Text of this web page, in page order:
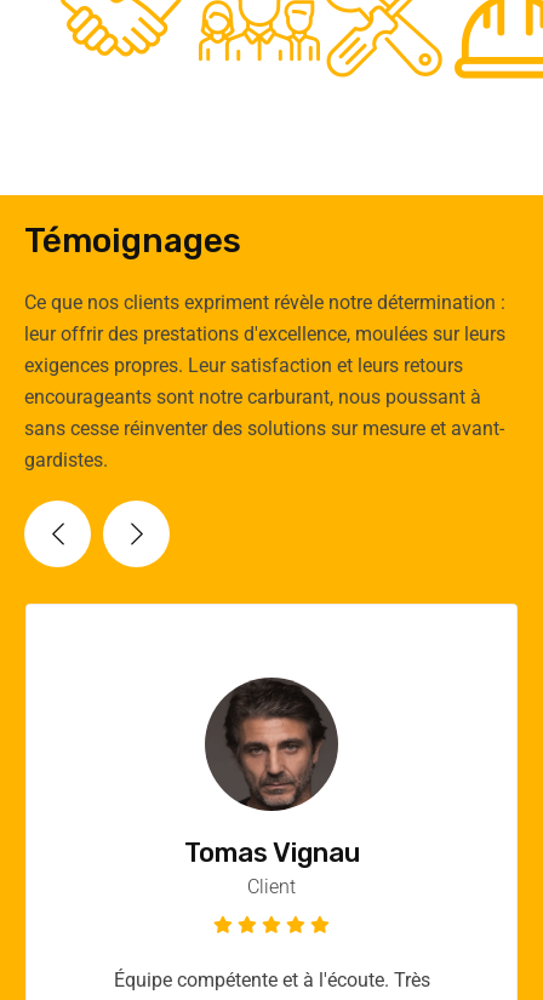
Experts
Témoignages
Ce que nos clients expriment révèle notre détermination :
leur offrir des prestations d'excellence, moulées sur leurs
exigences propres. Leur satisfaction et leurs retours
encourageants sont notre carburant, nous poussant à
sans cesse réinventer des solutions sur mesure et avant-
gardistes.
Vincent Quere
Client
Merci yellow365.work pour votre expertise!